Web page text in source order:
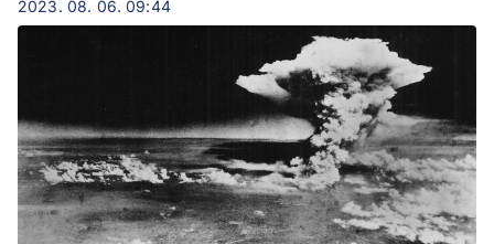
2023. 08. 06. 09:44